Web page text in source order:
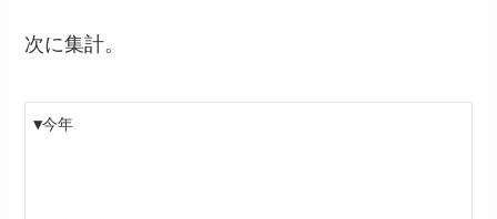
次に集計。
▼今年